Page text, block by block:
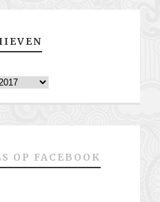
OP FACEBOOK